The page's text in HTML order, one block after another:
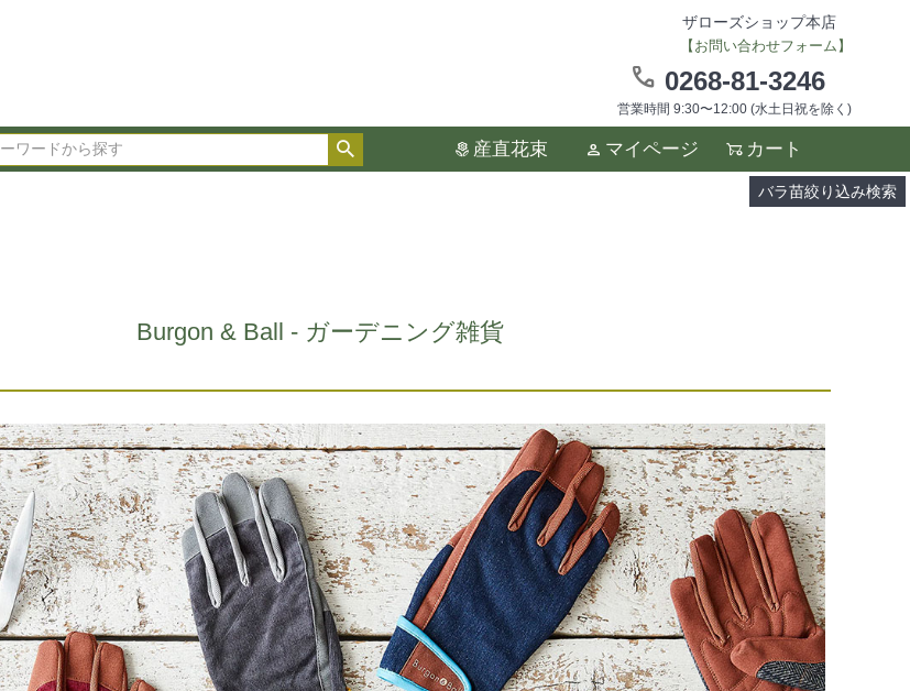
ザローズショップ本店
【お問い合わせフォーム】
0268-81-3246
営業時間 9:30〜12:00 (水土日祝を除く)
産直花束 マイページ カート
バラ苗絞り込み検索
選択した項目全てに該当する品種のみ検索結果に表示されます。
タイプ、カラー、ブランドなどは1つずつ選択してください。
Burgon & Ball - ガーデニング雑貨